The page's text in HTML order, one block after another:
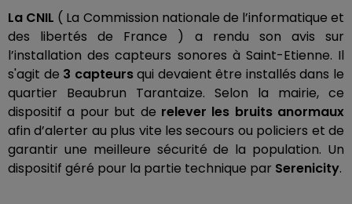
La CNIL ( La Commission nationale de l’informatique et
des libertés de France ) a rendu son avis sur
l’installation des capteurs sonores à Saint-Etienne. Il
s'agit de 3 capteursqui devaient être installés dans le
quartier Beaubrun Tarantaize. Selon la mairie, ce
dispositif a pour but de relever les bruits anormaux
afin d’alerter au plus vite les secours ou policiers et de
garantir une meilleure sécurité de la population. Un
dispositif géré pour la partie technique par Serenicity.